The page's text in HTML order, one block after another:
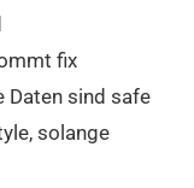
fix
Daten sind safe
solange